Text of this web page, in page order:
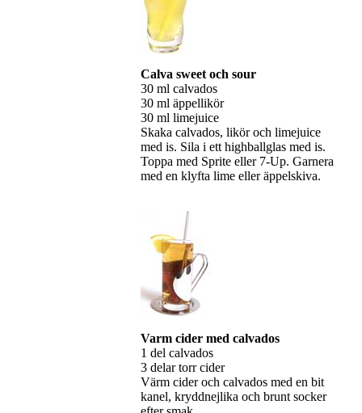
Calva sweet och sour
30 ml calvados
30 ml äppellikör
30 ml limejuice
Skaka calvados, likör och limejuice
med is. Sila i ett highballglas med is.
Toppa med Sprite eller 7-Up. Garnera
med en klyfta lime eller äppelskiva.
Varm cider med calvados
1 del calvados
3 delar torr cider
Värm cider och calvados med en bit
kanel, kryddnejlika och brunt socker